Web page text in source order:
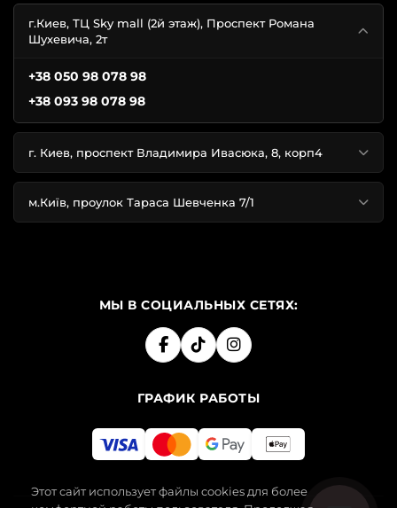
г.Киев, ТЦ Sky mall (2й этаж), Проспект Романа
Шухевича, 2т
+38 050 98 078 98
+38 093 98 078 98
г. Киев, проспект Владимира Ивасюка, 8, корп4
м.Київ, проулок Тараса Шевченка 7/1
МЫ В СОЦИАЛЬНЫХ СЕТЯХ:
ГРАФИК РАБОТЫ
Этот сайт использует файлы cookies для более